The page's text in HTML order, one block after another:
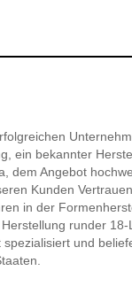
ein bekannter
dem Angebot
Kunden
in der
runder 18-
und